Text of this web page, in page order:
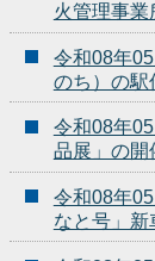
火管理事業
令和08年
のち）の
令和08年
品展」の開
令和08年
なと号」新